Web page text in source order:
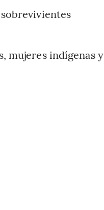
mujeres indígenas y